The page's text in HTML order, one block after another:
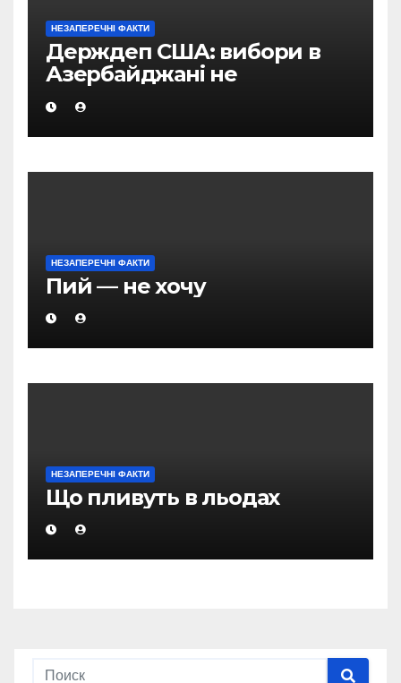
НЕЗАПЕРЕЧНІ ФАКТИ
Держдеп США: вибори в
Азербайджані не
відповідали міжнародним
стандартам
НЕЗАПЕРЕЧНІ ФАКТИ
Пий — не хочу
НЕЗАПЕРЕЧНІ ФАКТИ
Що пливуть в льодах